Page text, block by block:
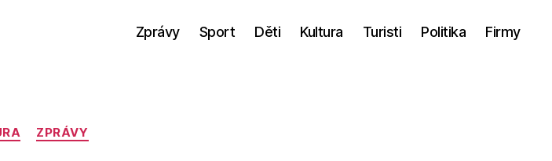
Zprávy Sport Děti Kultura Turisti Politika Firmy
Rubriky
ZPRÁVY